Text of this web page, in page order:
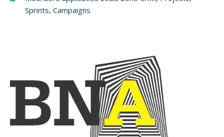
Sprints, Campaigns